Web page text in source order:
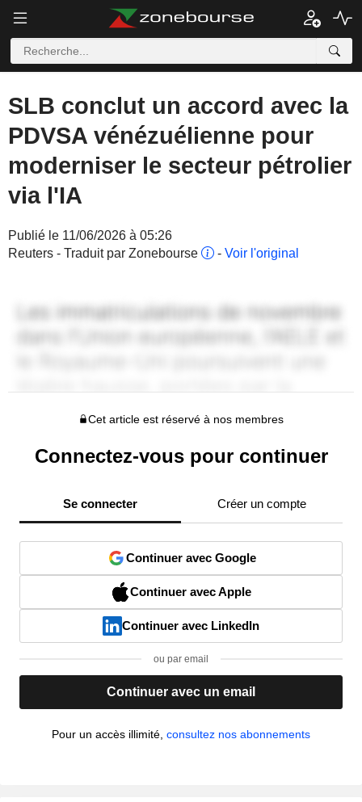
SLB conclut un accord avec la
PDVSA vénézuélienne pour
moderniser le secteur pétrolier
via l'IA
Publié le 11/06/2026 à 05:26
Reuters - Traduit par Zonebourse
- Voir l'original
Cet article est réservé à nos membres
Connectez-vous pour continuer
Se connecter Créer un compte
Continuer avec Google
Continuer avec Apple
Continuer avec LinkedIn
ou par email
Continuer avec un email
Pour un accès illimité, consultez nos abonnements